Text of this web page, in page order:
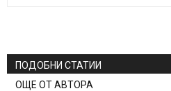
ПОДОБНИ СТАТИИ
ОЩЕ ОТ АВТОРА